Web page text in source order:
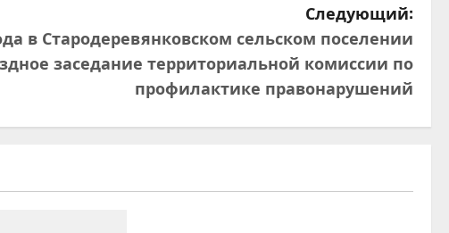
Следующий:
в Стародеревянковском сельском поселении
заседание территориальной комиссии по
профилактике правонарушений